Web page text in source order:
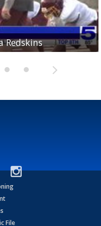
RedskinsPace Vikings
Coyotes
Bobcats
St. Joseph
File